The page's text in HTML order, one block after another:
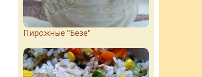
Пирожныe "Бeзe"